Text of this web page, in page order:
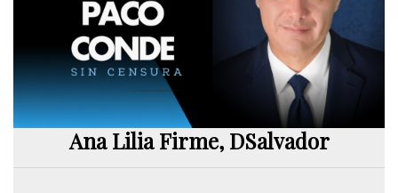
Ana Lilia Firme, DSalvador